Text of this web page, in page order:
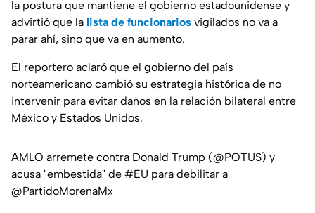
la postura que mantiene el gobierno estadounidense y
advirtió que la lista de funcionarios vigilados no va a
parar ahí, sino que va en aumento.
El reportero aclaró que el gobierno del país
norteamericano cambió su estrategia histórica de no
intervenir para evitar daños en la relación bilateral entre
México y Estados Unidos.
AMLO arremete contra Donald Trump (@POTUS) y
acusa "embestida" de #EU para debilitar a
@PartidoMorenaMx